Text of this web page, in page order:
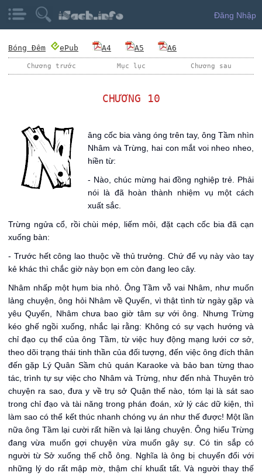
Đăng Nhập
Bóng Đêm ePub A4 A5 A6
Chương trước Mục lục Chương sau
CHƯƠNG 10
âng cốc bia vàng óng trên tay, ông Tầm nhìn
Nhâm và Trừng, hai con mắt voi nheo nheo,
hiền từ:
- Nào, chúc mừng hai đồng nghiệp trẻ. Phải
nói là đã hoàn thành nhiệm vụ một cách
xuất sắc.
Trừng ngửa cổ, rồi chùi mép, liếm môi, đặt cạch cốc bia đã cạn
xuống bàn:
- Trước hết công lao thuộc về thủ trưởng. Chứ để vụ này vào tay
kẻ khác thì chắc giờ này bọn em còn đang leo cây.
Nhâm nhấp một hụm bia nhỏ. Ông Tầm vỗ vai Nhâm, như muốn
lảng chuyện, ông hỏi Nhâm về Quyến, vì thật tình từ ngày gặp và
yêu Quyến, Nhâm chưa bao giờ tâm sự với ông. Nhưng Trừng
kéo ghế ngồi xuống, nhắc lại rằng: Không có sự vạch hướng và
chỉ đạo cụ thể của ông Tầm, từ việc huy động mạng lưới cơ sở,
theo dõi trạng thái tinh thần của đối tượng, đến việc ông đích thân
đến gặp Lý Quân Sầm chủ quán Karaoke và bảo ban từng thao
tác, trình tự sự việc cho Nhâm và Trừng, như đến nhà Thuyên trò
chuyện ra sao, đưa y về trụ sở Quận thế nào, tóm lại là sát sao
trong chỉ đạo và tài năng trong phán đoán, xử lý các dữ kiện, thì
làm sao có thể kết thúc nhanh chóng vụ án như thế được! Một lần
nữa ông Tầm lại cười rất hiền và lại lảng chuyện. Ông hiểu Trừng
đang vừa muốn gợi chuyện vừa muốn gây sự. Có tin sắp có
người từ Sở xuống thế chỗ ông. Nghĩa là ông bị chuyển đổi với
những lý do rất mập mờ, thậm chí khuất tất. Và người thay thế